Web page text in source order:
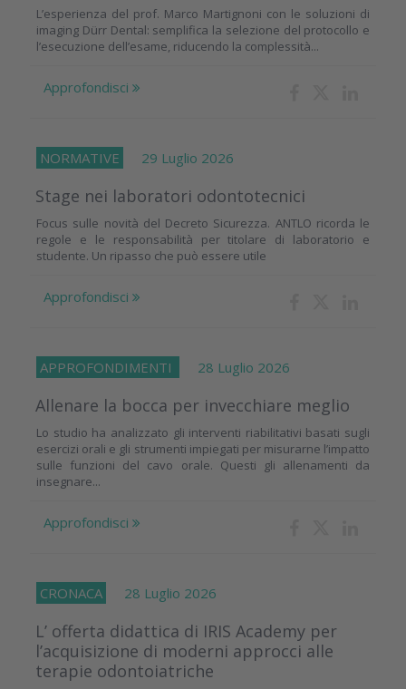
L’esperienza del prof. Marco Martignoni con le soluzioni di
imaging Dürr Dental: semplifica la selezione del protocollo e
l’esecuzione dell’esame, riducendo la complessità...
Approfondisci
NORMATIVE 29 Luglio 2026
Stage nei laboratori odontotecnici
Focus sulle novità del Decreto Sicurezza. ANTLO ricorda le
regole e le responsabilità per titolare di laboratorio e
studente. Un ripasso che può essere utile
Approfondisci
APPROFONDIMENTI 28 Luglio 2026
Allenare la bocca per invecchiare meglio
Lo studio ha analizzato gli interventi riabilitativi basati sugli
esercizi orali e gli strumenti impiegati per misurarne l’impatto
sulle funzioni del cavo orale. Questi gli allenamenti da
insegnare...
Approfondisci
CRONACA 28 Luglio 2026
L’ offerta didattica di IRIS Academy per
l’acquisizione di moderni approcci alle
terapie odontoiatriche